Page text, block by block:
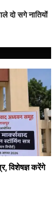
दो सगे नातियों
विशेषज्ञ करेंगे